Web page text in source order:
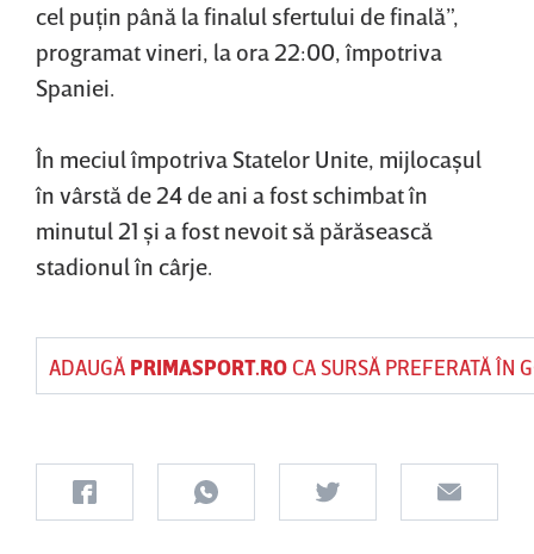
cel puţin până la finalul sfertului de finală”,
programat vineri, la ora 22:00, împotriva
Spaniei.
În meciul împotriva Statelor Unite, mijlocaşul
în vârstă de 24 de ani a fost schimbat în
minutul 21 şi a fost nevoit să părăsească
stadionul în cârje.
ADAUGĂ PRIMASPORT.ROCA SURSĂ PREFERATĂ ÎN